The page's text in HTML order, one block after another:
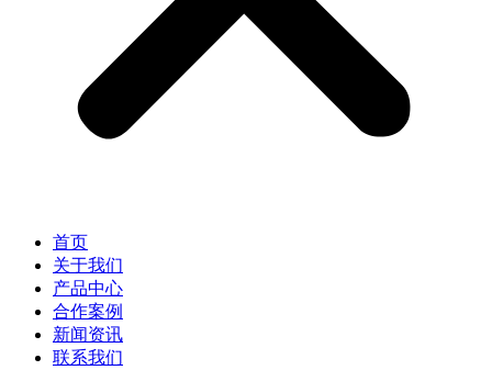
首页
关于我们
产品中心
合作案例
新闻资讯
联系我们